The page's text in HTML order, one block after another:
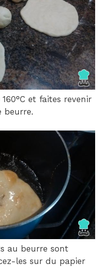
et faites revenir
beurre.
au beurre sont
les sur du papier